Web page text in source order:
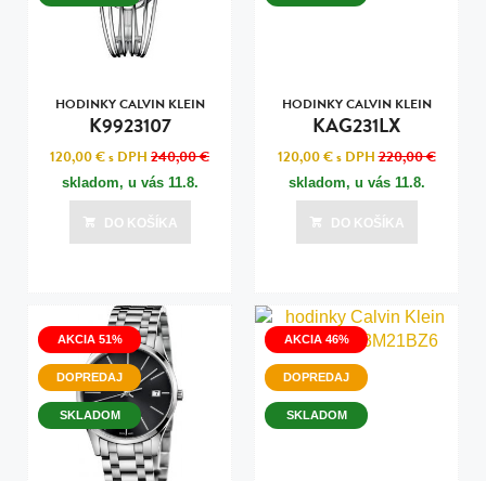
HODINKY CALVIN KLEIN
K9923107
120,00 €s DPH 240,00 €
skladom, u vás 11.8.
DO KOŠÍKA
HODINKY CALVIN KLEIN
KAG231LX
120,00 €s DPH220,00 €
skladom, u vás 11.8.
DO KOŠÍKA
AKCIA 51%
DOPREDAJ
SKLADOM
AKCIA 46%
DOPREDAJ
SKLADOM